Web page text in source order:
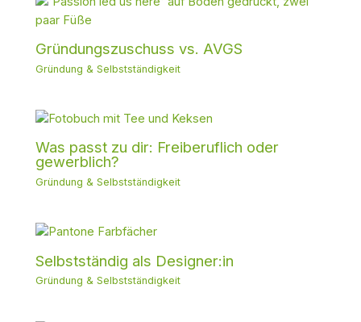
Gründungszuschuss vs. AVGS
Gründung & Selbstständigkeit
Was passt zu dir: Freiberuflich oder
gewerblich?
Gründung & Selbstständigkeit
Selbstständig als Designer:in
Gründung & Selbstständigkeit